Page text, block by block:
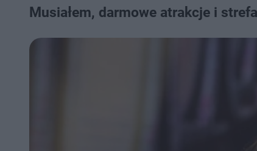
Musiałem, darmowe atrakcje i